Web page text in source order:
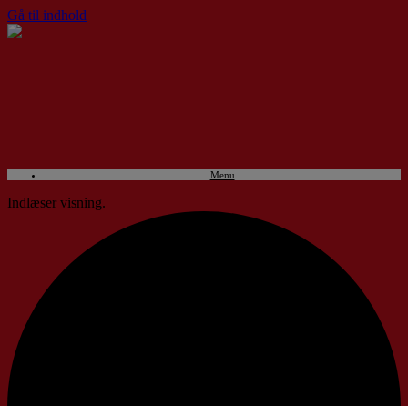
Gå til indhold
Menu
Indlæser visning.